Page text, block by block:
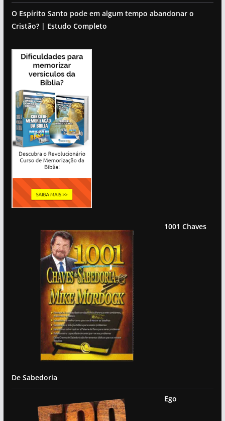
O Espírito Santo pode em algum tempo abandonar o
Cristão? | Estudo Completo
1001 Chaves
De Sabedoria
Ego